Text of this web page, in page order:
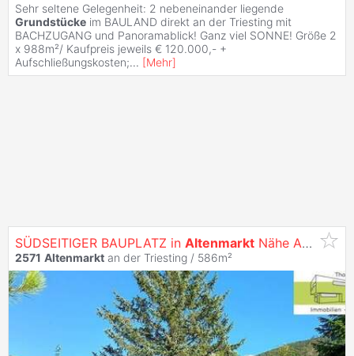
Sehr seltene Gelegenheit: 2 nebeneinander liegende
Grundstücke im BAULAND direkt an der Triesting mit
BACHZUGANG und Panoramablick! Ganz viel SONNE! Größe 2
x 988m²/ Kaufpreis jeweils € 120.000,- +
Aufschließungskosten;... [Mehr]
SÜDSEITIGER BAUPLATZ in Altenmarkt Nähe ALLAND zum Sonderpreis!
2571 Altenmarkt an der Triesting / 586m²